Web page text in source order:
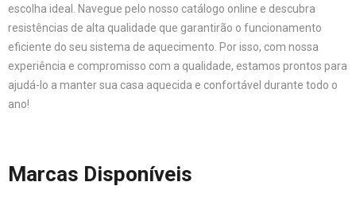
escolha ideal. Navegue pelo nosso catálogo online e descubra
resistências de alta qualidade que garantirão o funcionamento
eficiente do seu sistema de aquecimento. Por isso, com nossa
experiência e compromisso com a qualidade, estamos prontos para
ajudá-lo a manter sua casa aquecida e confortável durante todo o
ano!
Marcas Disponíveis